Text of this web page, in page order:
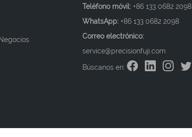
Teléfono móvil: +86 133 0682 2098
WhatsApp: +86 133 0682 2098
Correo electrónico:
service@precisionfuji.com
Búscanos en: